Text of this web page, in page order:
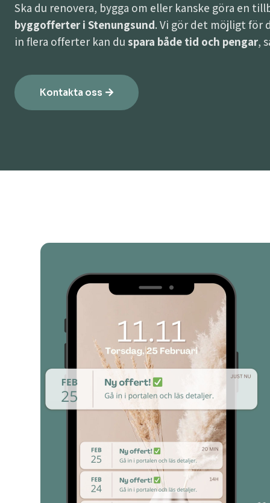
Ska du renovera, bygga om eller kanske göra en
byggofferter i Stenungsund. Vi gör det möjligt för
in flera offerter kan du spara både tid och pengar,
Kontakta oss